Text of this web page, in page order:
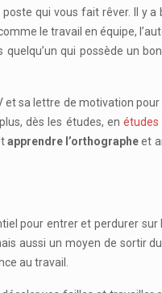
qui vous fait rêver. Il
le travail en équipe,
qui possède un
sa lettre de motivation
dès les études, enétudes
apprendre l’orthographeet
pour entrer et perdurer
aussi un moyen de
au travail.